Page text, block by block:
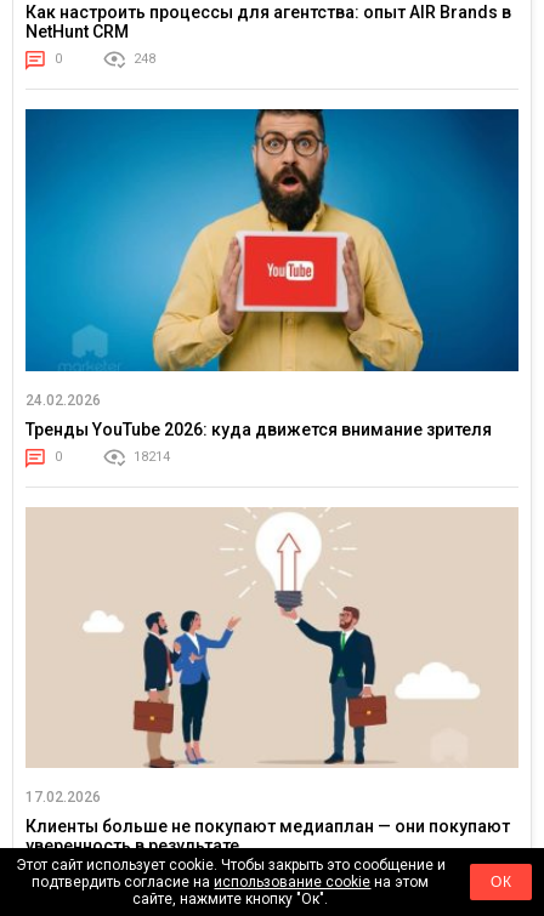
Как настроить процессы для агентства: опыт AIR Brands в
NetHunt CRM
0 248
24.02.2026
Тренды YouTube 2026: куда движется внимание зрителя
0 18214
17.02.2026
Клиенты больше не покупают медиаплан — они покупают
уверенность в результате
0 24620
Этот сайт использует cookie. Чтобы закрыть это сообщение и
подтвердить согласие наиспользование cookie на этом
сайте, нажмите кнопку "Ок".
ОК